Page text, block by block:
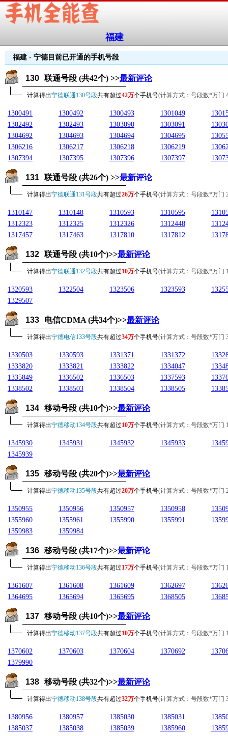
福建
福建 - 宁德目前已开通的手机号段
130 联通号段 (共42个) >>最新评论
计算得出宁德联通130号段共有超过42万个手机号(计算方式：号段数*万门
1300491 1300492 1300493 1301049
1302492
1302493 1303090 1303091
1304692
1304693 1304694 1304695
1306216
1306217 1306218 1306219
1307394
1307395 1307396 1307397
131 联通号段 (共26个) >>最新评论
计算得出宁德联通131号段共有超过26万个手机号(计算方式：号段数*万门
1310147 1310148 1310593 1310595
1312323
1312325 1312326 1312448
1317457
1317463 1317810 1317812
132 联通号段 (共10个)>>最新评论
计算得出宁德联通132号段共有超过10万个手机号(计算方式：号段数*万门
1320593 1322504 1323506 1323593
1329507
133 电信CDMA (共34个)>>最新评论
计算得出宁德电信133号段共有超过34万个手机号(计算方式：号段数*万门
1330503 1330593 1331371 1331372
1333820
1333821 1333822 1334047
1335849
1336502 1336503 1337593
1338502
1338503 1338504 1338505
134 移动号段 (共10个)>>最新评论
计算得出宁德移动134号段共有超过10万个手机号(计算方式：号段数*万门
1345930 1345931 1345932 1345933
1345939
135 移动号段 (共20个)>>最新评论
计算得出宁德移动135号段共有超过20万个手机号(计算方式：号段数*万门
1350955 1350956 1350957 1350958
1355960
1355961 1355990 1355991
1359983
1359984
136 移动号段 (共17个)>>最新评论
计算得出宁德移动136号段共有超过17万个手机号(计算方式：号段数*万门
1361607 1361608 1361609 1362697
1364695
1365694 1365695 1368505
137 移动号段 (共10个)>>最新评论
计算得出宁德移动137号段共有超过10万个手机号(计算方式：号段数*万门
1370602 1370603 1370604 1370692
1379990
138 移动号段 (共32个)>>最新评论
计算得出宁德移动138号段共有超过32万个手机号(计算方式：号段数*万门
1380956 1380957 1385030 1385031
1385037
1385038 1385039 1385960